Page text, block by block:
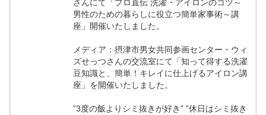
さんにて「プロ直伝 洗濯・アイロンのコツ～
男性のための暮らしに役立つ簡単家事術～講
座」開催いたしました。
メディア：摂津市男女共同参画センター・ウィ
ズせっつさんの交流室にて「知って得する洗濯
豆知識と、簡単！キレイに仕上げるアイロン講
座」を開催いたしました。
”3度の飯よりシミ抜きが好き” ”休日はシミ抜き